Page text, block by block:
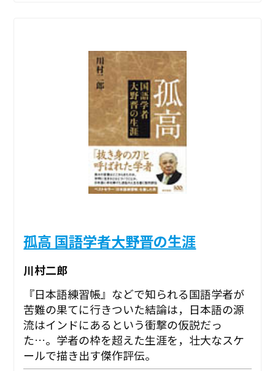
孤高 国語学者大野晋の生涯
川村二郎
『日本語練習帳』などで知られる国語学者が
苦難の果てに行きついた結論は，日本語の源
流はインドにあるという衝撃の仮説だっ
た…。学者の枠を超えた生涯を，壮大なスケ
ールで描き出す傑作評伝。